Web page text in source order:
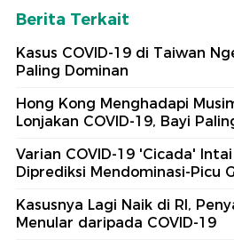
Berita Terkait
Kasus COVID-19 di Taiwan
Paling Dominan
Hong Kong Menghadapi
Lonjakan COVID-19, Bayi
Varian COVID-19 'Cicada'
Diprediksi Mendominasi-Picu
Kasusnya Lagi Naik di RI,
Menular daripada COVID-19